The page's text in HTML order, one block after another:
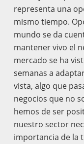
representa una
mismo tiempo.
mundo se da
mantener vivo el
mercado se ha
semanas a
vista, algo que
negocios que no
hemos de ser
nuestro sector
importancia de la